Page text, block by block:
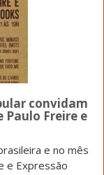
convidam
Paulo Freire e
e no mês
e Expressão